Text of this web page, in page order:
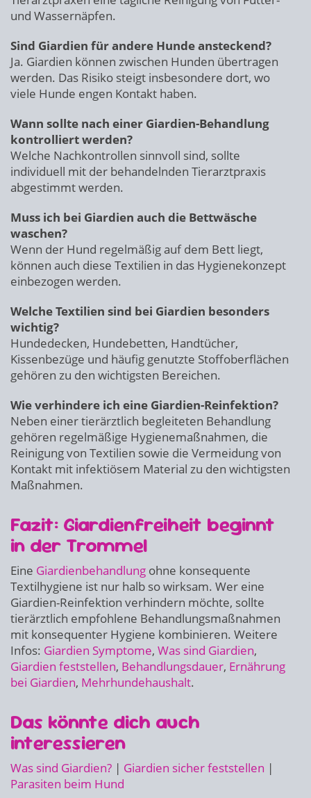
und Wassernäpfen.
Sind Giardien für andere Hunde ansteckend?
Ja. Giardien können zwischen Hunden übertragen
werden. Das Risiko steigt insbesondere dort, wo
viele Hunde engen Kontakt haben.
Wann sollte nach einer Giardien-Behandlung
kontrolliert werden?
Welche Nachkontrollen sinnvoll sind, sollte
individuell mit der behandelnden Tierarztpraxis
abgestimmt werden.
Muss ich bei Giardien auch die Bettwäsche
waschen?
Wenn der Hund regelmäßig auf dem Bett liegt,
können auch diese Textilien in das Hygienekonzept
einbezogen werden.
Welche Textilien sind bei Giardien besonders
wichtig?
Hundedecken, Hundebetten, Handtücher,
Kissenbezüge und häufig genutzte Stoffoberflächen
gehören zu den wichtigsten Bereichen.
Wie verhindere ich eine Giardien-Reinfektion?
Neben einer tierärztlich begleiteten Behandlung
gehören regelmäßige Hygienemaßnahmen, die
Reinigung von Textilien sowie die Vermeidung von
Kontakt mit infektiösem Material zu den wichtigsten
Maßnahmen.
Fazit: Giardienfreiheit beginnt
in der Trommel
Eine Giardienbehandlung ohne konsequente
Textilhygiene ist nur halb so wirksam. Wer eine
Giardien-Reinfektion verhindern möchte, sollte
tierärztlich empfohlene Behandlungsmaßnahmen
mit konsequenter Hygiene kombinieren. Weitere
Infos: Giardien Symptome, Was sind Giardien,
Giardien feststellen, Behandlungsdauer, Ernährung
bei Giardien, Mehrhundehaushalt.
Das könnte dich auch
interessieren
Was sind Giardien? | Giardien sicher feststellen |
Parasiten beim Hund